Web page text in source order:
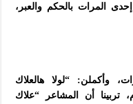
المرات بالحكم والعبر،
وأكملن: “لولا هالعلاك
تربينا أن المشاعر “علاك